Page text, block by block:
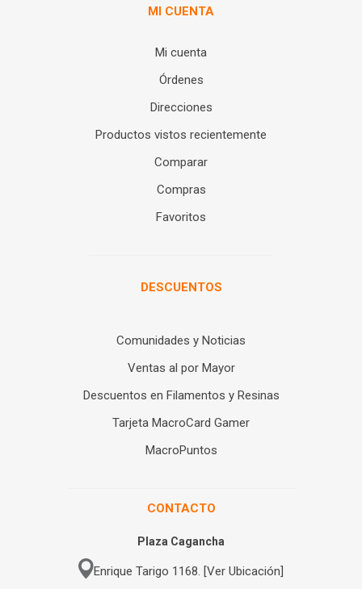
MI CUENTA
Mi cuenta
Órdenes
Direcciones
Productos vistos recientemente
Comparar
Compras
Favoritos
DESCUENTOS
Comunidades y Noticias
Ventas al por Mayor
Descuentos en Filamentos y Resinas
Tarjeta MacroCard Gamer
MacroPuntos
CONTACTO
Plaza Cagancha
Enrique Tarigo 1168. [Ver Ubicación]